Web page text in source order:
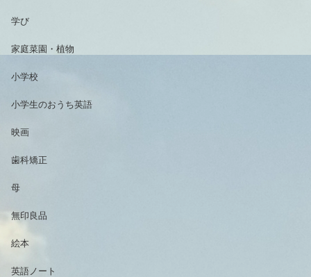
学び
家庭菜園・植物
小学校
小学生のおうち英語
映画
歯科矯正
母
無印良品
絵本
英語ノート